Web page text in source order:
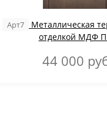
Арт7
Металлическая
отделкой МДФ
44 000